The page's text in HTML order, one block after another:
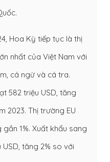
Hoa Kỳ tiếp tục là thị
nhất của Việt Nam với
cá ngừ và cá tra.
582 triệu USD, tăng
2023. Thị trường EU
1%. Xuất khẩu sang
tăng 2% so với